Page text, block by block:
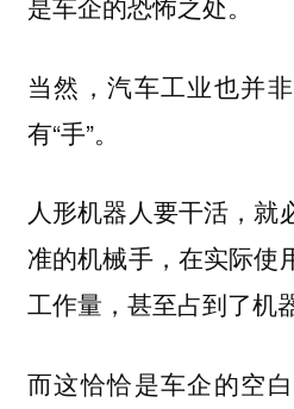
当然，汽车工业也并
有“手”。
人形机器人要干活，就
准的机械手，在实际使
工作量，甚至占到了机
而这恰恰是车企的空